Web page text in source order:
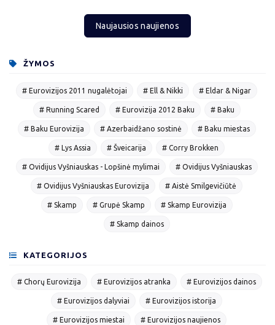
Naujausios naujienos
ŽYMOS
# Eurovizijos 2011 nugalėtojai # Ell & Nikki # Eldar & Nigar
# Running Scared # Eurovizija 2012 Baku # Baku
# Baku Eurovizija # Azerbaidžano sostinė # Baku miestas
# Lys Assia # Šveicarija # Corry Brokken
# Ovidijus Vyšniauskas - Lopšinė mylimai # Ovidijus Vyšniauskas
# Ovidijus Vyšniauskas Eurovizija # Aistė Smilgevičiūtė
# Skamp # Grupė Skamp # Skamp Eurovizija
# Skamp dainos
KATEGORIJOS
# Chorų Eurovizija # Eurovizijos atranka # Eurovizijos dainos
# Eurovizijos dalyviai # Eurovizijos istorija
# Eurovizijos miestai # Eurovizijos naujienos